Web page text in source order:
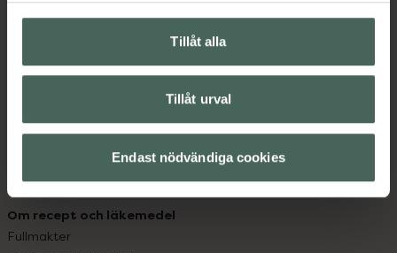
Tillåt alla
Tillåt urval
Endast nödvändiga cookies
Handla tryggt
Leverans, betalning och retur
Kundklubb
Sajtens tillgänglighet
Köpvillkor
Om recept och läkemedel
Fullmakter